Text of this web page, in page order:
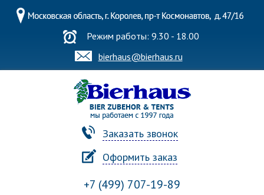
Режим работы: 9.30 - 18.00
bierhaus@bierhaus.ru
Заказать звонок
Оформить заказ
+7 (499) 707-19-89